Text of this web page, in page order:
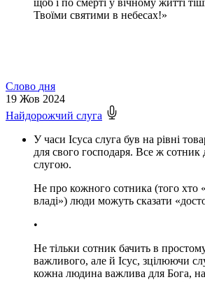
щоб і по смерті у вічному житті
Твоїми святими в небесах!»
Слово дня
19 Жов 2024
Найдорожчий слуга
У часи Ісуса слуга був на рівні
для свого господаря. Все ж сотник
слугою.
Не про кожного сотника (того хто
владі») люди можуть сказати
•
Не тільки сотник бачить в
важливого, але й Ісус, зцілюючи
кожна людина важлива для Бога,